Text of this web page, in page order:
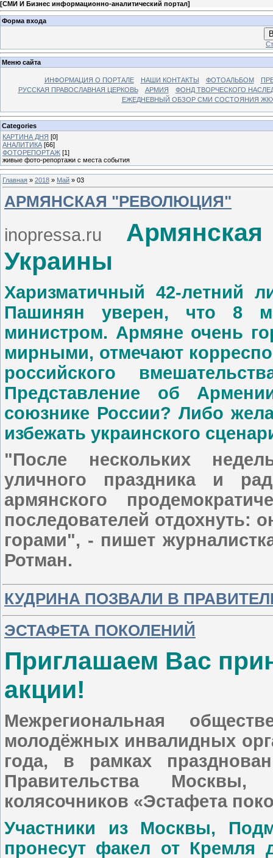
[СМИ И Бизнес информационно-аналитический портал]
Форма входа
Меню сайта
ИНФОРМАЦИЯ О ПОРТАЛЕ НАШИ КОНТАКТЫ ФОТОАЛЬБОМ
РУССКАЯ ПРАВОСЛАВНАЯ ЦЕРКОВЬ
АРМИЯ
ФОНД ТВОРЧЕСКОГО
ЕЖЕДНЕВНЫЙ ОБЗОР СМИ СОСТОЯНИЯ
Categories
КАРТИНА ДНЯ [0]
АНАЛИТИКА [66]
ФОТОРЕПОРТАЖ [1]
живые фото-репортажи с места события
Главная » 2018 » Май » 03
АРМЯНСКАЯ "РЕВОЛЮЦИЯ"
inopressa.ru
Украины
Харизматичный 42-летний
Пашинян уверен, что 8
министром. Армяне очень
мирными, отмечают
российского
Представление об
союзнике России? Либо
избежать украинского
"После нескольких
уличного праздника и
армянского
последователей отдохнуть:
горами", - пишет
Ротман.
КУДРИНА ПОЗВАЛИ В
ЭСТАФЕТА ПОКОЛЕНИЙ
Приглашаем Вас
акции!
Межрегиональная
молодёжных инвалидных
года, в рамках
Правительства
колясочников «Эстафета
Участники из Москвы,
пронесут факел от Кремля